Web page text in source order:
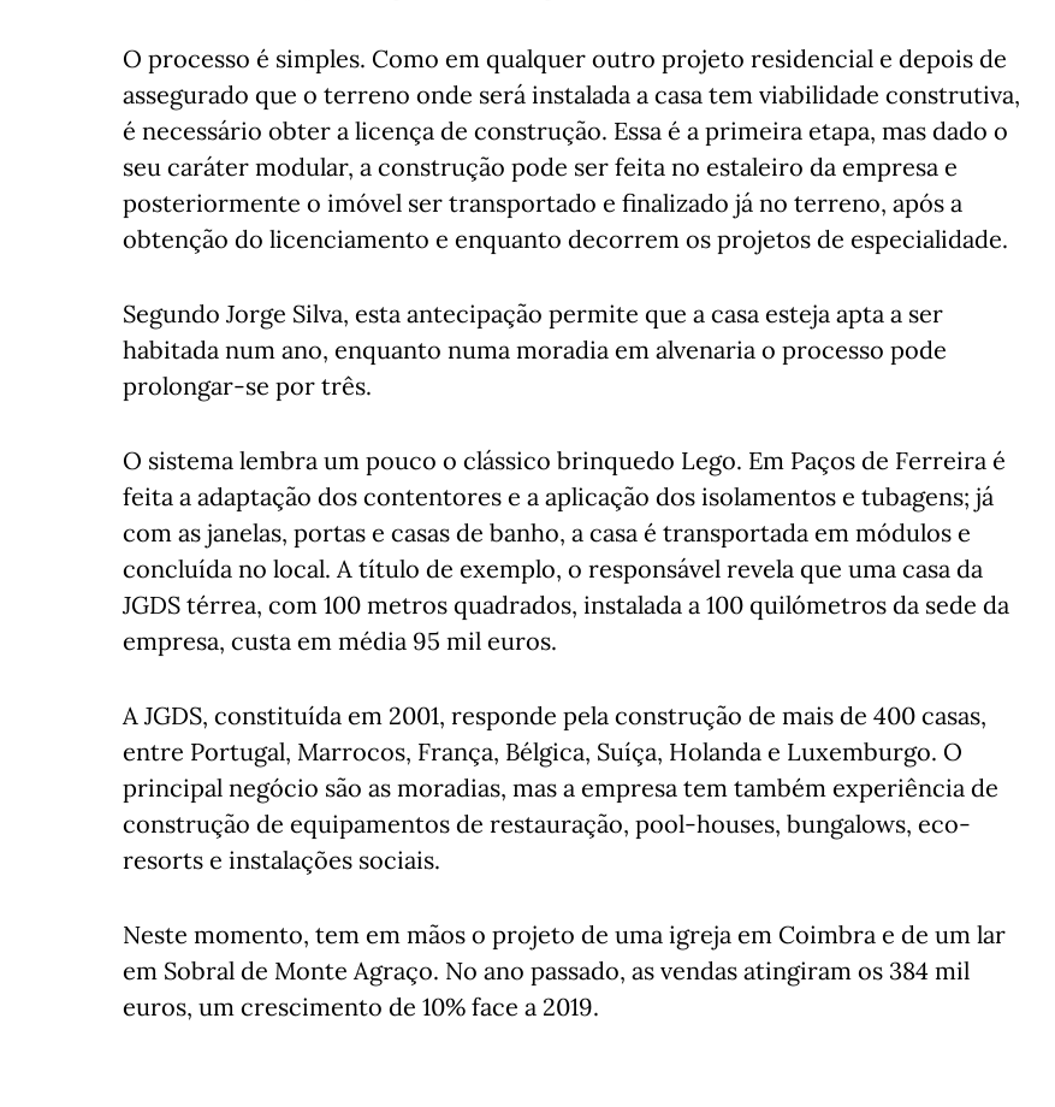
O processo é simples. Como em qualquer outro projeto residencial e depois de
assegurado que o terreno onde será instalada a casa tem viabilidade construtiva,
é necessário obter a licença de construção. Essa é a primeira etapa, mas dado o
seu caráter modular, a construção pode ser feita no estaleiro da empresa e
posteriormente o imóvel ser transportado e finalizado já no terreno, após a
obtenção do licenciamento e enquanto decorrem os projetos de especialidade.
Segundo Jorge Silva, esta antecipação permite que a casa esteja apta a ser
habitada num ano, enquanto numa moradia em alvenaria o processo pode
prolongar-se por três.
O sistema lembra um pouco o clássico brinquedo Lego. Em Paços de Ferreira é
feita a adaptação dos contentores e a aplicação dos isolamentos e tubagens; já
com as janelas, portas e casas de banho, a casa é transportada em módulos e
concluída no local. A título de exemplo, o responsável revela que uma casa da
JGDS térrea, com 100 metros quadrados, instalada a 100 quilómetros da sede da
empresa, custa em média 95 mil euros.
A JGDS, constituída em 2001, responde pela construção de mais de 400 casas,
entre Portugal, Marrocos, França, Bélgica, Suíça, Holanda e Luxemburgo. O
principal negócio são as moradias, mas a empresa tem também experiência de
construção de equipamentos de restauração, pool-houses, bungalows, eco-
resorts e instalações sociais.
Neste momento, tem em mãos o projeto de uma igreja em Coimbra e de um lar
em Sobral de Monte Agraço. No ano passado, as vendas atingiram os 384 mil
euros, um crescimento de 10% face a 2019.